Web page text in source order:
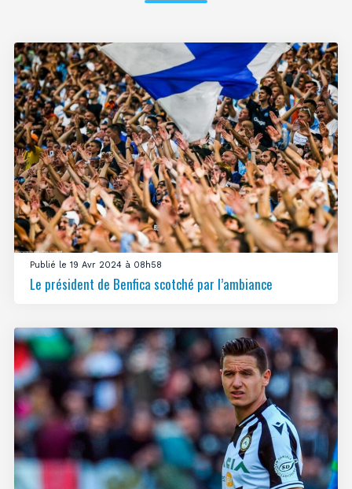
Publié le 19 Avr 2024 à 08h58
Le président de Benfica scotché par l’ambiance